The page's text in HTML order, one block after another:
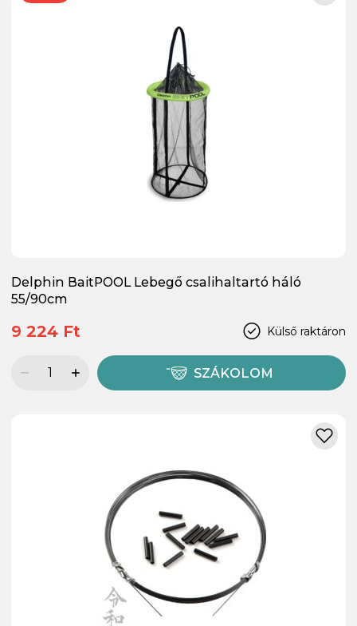
Delphin BaitPOOL Lebegő csalihaltartó háló
55/90cm
Külső raktáron
9 224 Ft
SZÁKOLOM